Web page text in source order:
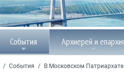
События Архиерей и
/ События / В Московском Патриархате